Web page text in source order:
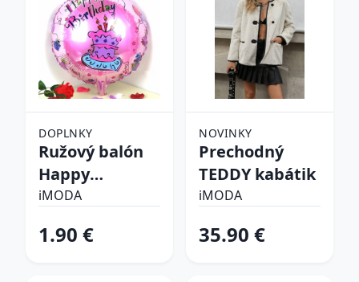
DOPLNKY
Ružový balón
Happy
birthday
iMODA
1.90 €
NOVINKY
Prechodný
TEDDY kabátik
iMODA
35.90 €